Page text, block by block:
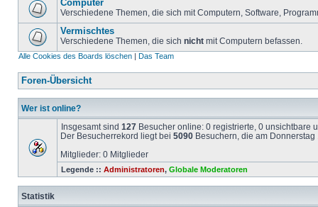
Computer
Verschiedene Themen, die sich mit Computern, Software,
Vermischtes
Verschiedene Themen, die sich nicht mit Computern befassen.
Alle Cookies des Boards löschen | Das Team
Foren-Übersicht
Wer ist online?
Insgesamt sind 127 Besucher online: 0 registrierte, 0 unsichtbare
Der Besucherrekord liegt bei 5090 Besuchern, die am
Mitglieder: 0 Mitglieder
Legende :: Administratoren, Globale Moderatoren
Statistik